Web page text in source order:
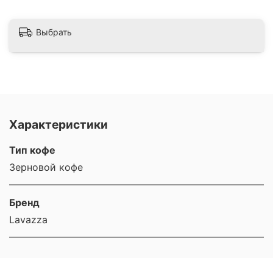
Выбрать
Характеристики
Тип кофе
Зерновой кофе
Бренд
Lavazza